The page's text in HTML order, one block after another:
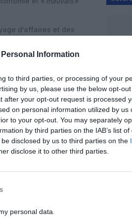
Information
to third parties, or processing of your
by us, please use the below opt-
after your opt-out request is processed
on personal information utilized by us
to your opt-out. You may separately
by third parties on the IAB’s list of
disclosed by us to third parties on the
disclose it to other third parties.
personal data.
d’affaires et des
long‑courriers de nuit,
du voyage d’affaires
économique des
et la Première sont
y compris pour
fortement ces cabines
tout‑Économie,
transport aérien.
classes premium
et fragiliser
sur la clientèle
Business pourrait se